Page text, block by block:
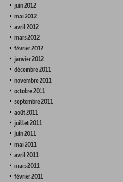
juin 2012
mai 2012
avril 2012
mars 2012
février 2012
janvier 2012
décembre 2011
novembre 2011
octobre 2011
septembre 2011
août 2011
juillet 2011
juin 2011
mai 2011
avril 2011
mars 2011
février 2011